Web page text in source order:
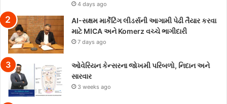
4 days ago
AI-સક્ષમ માર્કેટિંગ લીડર્સની આગામી પેઢી તૈયાર કરવા
માટે MICA અને Komerz વચ્ચે ભાગીદારી
7 days ago
ઓવેરિયન કેન્સરના જોખમી પરિબળો, નિદાન અને
સારવાર
3 weeks ago